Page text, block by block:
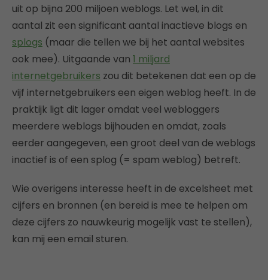
uit op bijna 200 miljoen weblogs. Let wel, in dit
aantal zit een significant aantal inactieve blogs en
splogs (maar die tellen we bij het aantal websites
ook mee). Uitgaande van 1 miljard
internetgebruikers zou dit betekenen dat een op de
vijf internetgebruikers een eigen weblog heeft. In de
praktijk ligt dit lager omdat veel webloggers
meerdere weblogs bijhouden en omdat, zoals
eerder aangegeven, een groot deel van de weblogs
inactief is of een splog (= spam weblog) betreft.
Wie overigens interesse heeft in de excelsheet met
cijfers en bronnen (en bereid is mee te helpen om
deze cijfers zo nauwkeurig mogelijk vast te stellen),
kan mij een email sturen.